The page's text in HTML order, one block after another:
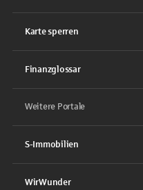
Karte sperren
Finanzglossar
Weitere Portale
S-Immobilien
WirWunder